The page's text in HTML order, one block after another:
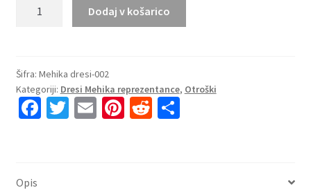
dresi
kompleti
reprezentance
26
Dodaj v košarico
Šifra: Mehika dresi-002
Kategoriji: Dresi Mehika reprezentance, Otroški
Fa T E Pi R S
Opis